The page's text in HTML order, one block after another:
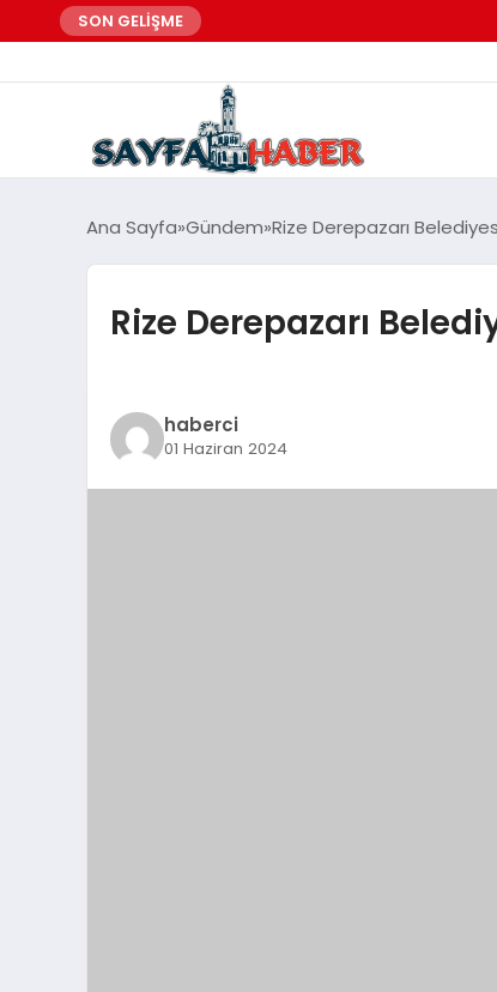
SON GELİŞME
Ana Sayfa Gündem Rize Derepazarı
Rize Derepazarı
haberci
01 Haziran 2024